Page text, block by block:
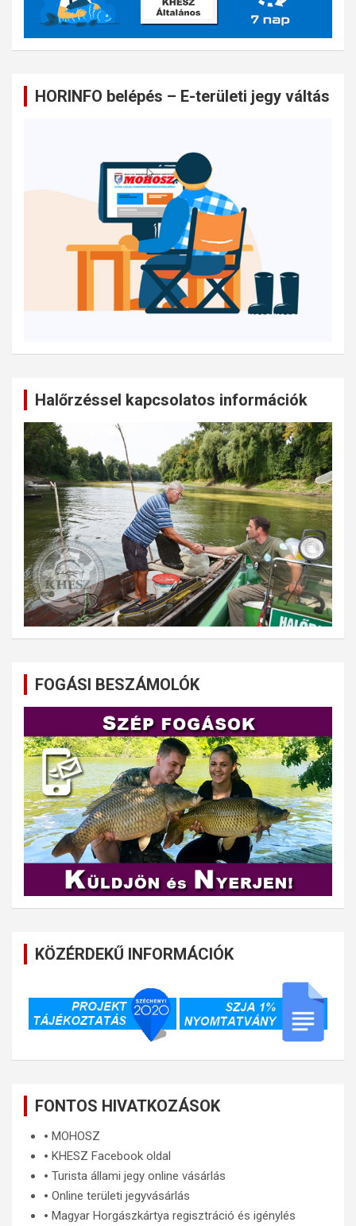
HORINFO belépés – E-területi jegy váltás
Halőrzéssel kapcsolatos információk
FOGÁSI BESZÁMOLÓK
KÖZÉRDEKŰ INFORMÁCIÓK
FONTOS HIVATKOZÁSOK
🞄 MOHOSZ
🞄 KHESZ Facebook oldal
🞄 Turista állami jegy online vásárlás
🞄 Online területi jegyvásárlás
🞄 Magyar Horgászkártya regisztráció és igénylés